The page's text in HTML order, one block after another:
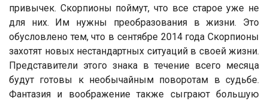
привычек. Скорпионы поймут, что все старое уже не
для них. Им нужны преобразования в жизни. Это
обусловлено тем, что в сентябре 2014 года Скорпионы
захотят новых нестандартных ситуаций в своей жизни.
Представители этого знака в течение всего месяца
будут готовы к необычайным поворотам в судьбе.
Фантазия и воображение также сыграют большую